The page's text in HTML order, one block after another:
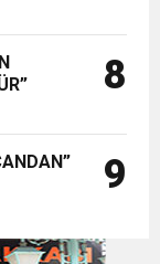
8
9